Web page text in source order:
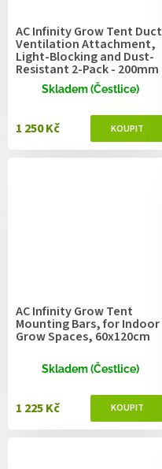
AC Infinity Grow Tent Duct
Ventilation Attachment,
Light-Blocking and Dust-
Resistant 2-Pack - 200mm
Skladem (Čestlice)
1 250 Kč
AC Infinity Grow Tent
Mounting Bars, for Indoor
Grow Spaces, 60x120cm
Skladem (Čestlice)
1 225 Kč